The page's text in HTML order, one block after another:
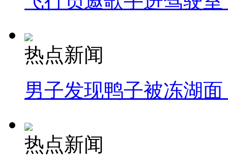
热点新闻
男子发现鸭子被冻湖
热点新闻